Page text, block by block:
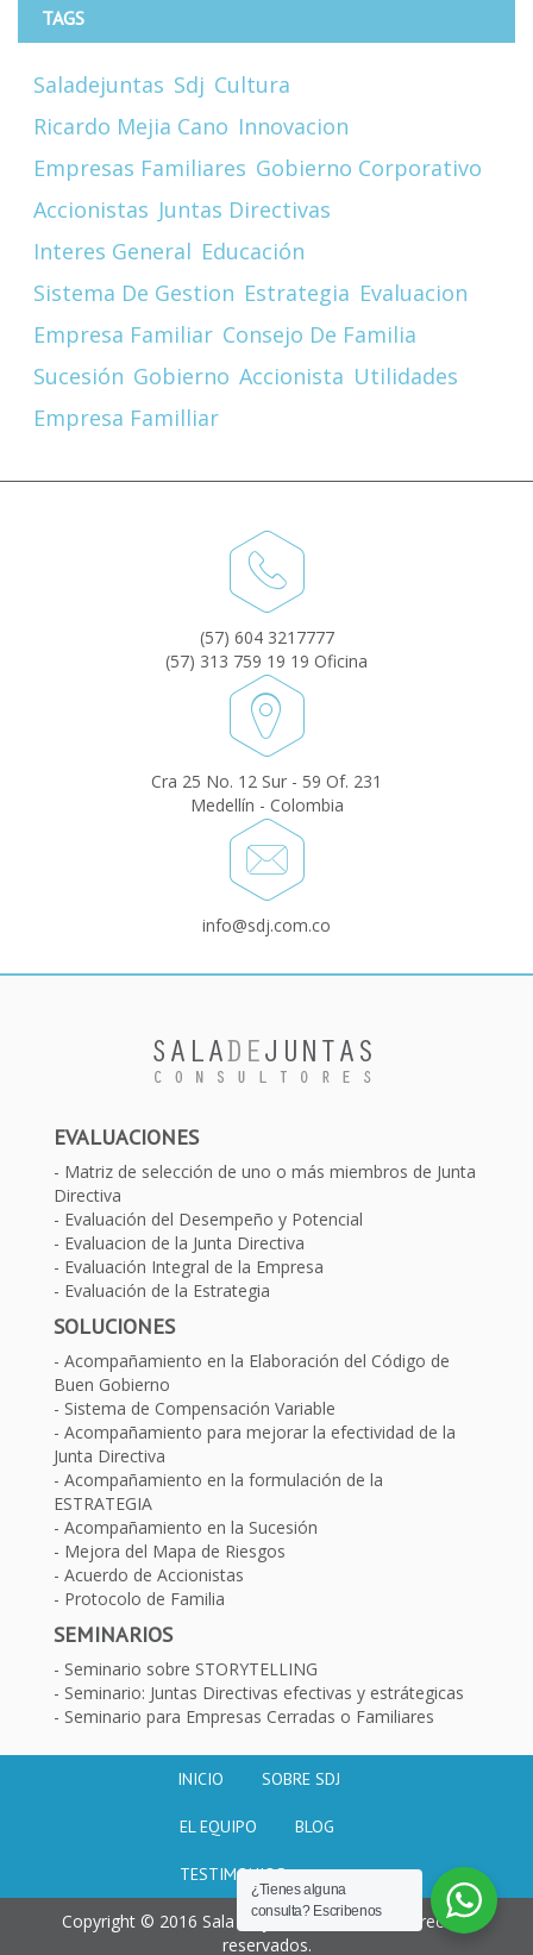
TAGS
Saladejuntas Sdj Cultura
Ricardo Mejia Cano Innovacion
Empresas Familiares Gobierno Corporativo
Accionistas Juntas Directivas
Interes General Educación
Sistema De Gestion Estrategia Evaluacion
Empresa Familiar Consejo De Familia
Sucesión Gobierno Accionista Utilidades
Empresa Familliar
(57) 604 3217777
(57) 313 759 19 19 Oficina
Cra 25 No. 12 Sur - 59 Of. 231
Medellín - Colombia
info@sdj.com.co
EVALUACIONES
Matriz de selección de uno o más miembros de Junta
Directiva
Evaluación del Desempeño y Potencial
Evaluacion de la Junta Directiva
Evaluación Integral de la Empresa
Evaluación de la Estrategia
SOLUCIONES
Acompañamiento en la Elaboración del Código de
Buen Gobierno
Sistema de Compensación Variable
Acompañamiento para mejorar la efectividad de la
Junta Directiva
Acompañamiento en la formulación de la
ESTRATEGIA
Acompañamiento en la Sucesión
Mejora del Mapa de Riesgos
Acuerdo de Accionistas
Protocolo de Familia
SEMINARIOS
Seminario sobre STORYTELLING
Seminario: Juntas Directivas efectivas y estrátegicas
Seminario para Empresas Cerradas o Familiares
INICIO SOBRE SDJ
EL EQUIPO BLOG
TESTIMONIOS
Copyright © 2016 Sala de juntas. Todos los derechos
reservados.
¿Tienes alguna
consulta? Escribenos